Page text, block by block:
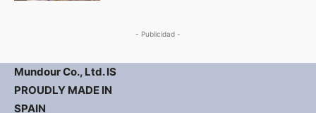
- Publicidad -
Mundour Co., Ltd. IS
PROUDLY MADE IN
SPAIN